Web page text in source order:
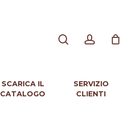
SCARICA IL
CATALOGO
SERVIZIO
CLIENTI